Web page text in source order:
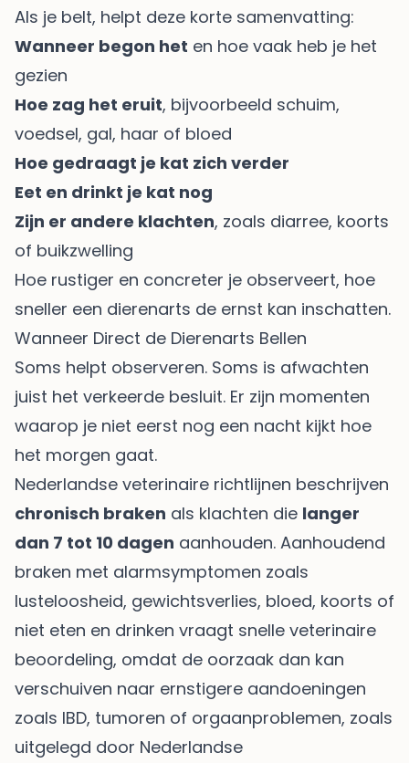
Als je belt, helpt deze korte samenvatting:
Wanneer begon het en hoe vaak heb je het
gezien
Hoe zag het eruit, bijvoorbeeld schuim,
voedsel, gal, haar of bloed
Hoe gedraagt je kat zich verder
Eet en drinkt je kat nog
Zijn er andere klachten, zoals diarree, koorts
of buikzwelling
Hoe rustiger en concreter je observeert, hoe
sneller een dierenarts de ernst kan inschatten.
Wanneer Direct de Dierenarts Bellen
Soms helpt observeren. Soms is afwachten
juist het verkeerde besluit. Er zijn momenten
waarop je niet eerst nog een nacht kijkt hoe
het morgen gaat.
Nederlandse veterinaire richtlijnen beschrijven
chronisch braken als klachten die langer
dan 7 tot 10 dagen aanhouden. Aanhoudend
braken met alarmsymptomen zoals
lusteloosheid, gewichtsverlies, bloed, koorts of
niet eten en drinken vraagt snelle veterinaire
beoordeling, omdat de oorzaak dan kan
verschuiven naar ernstigere aandoeningen
zoals IBD, tumoren of orgaanproblemen, zoals
uitgelegd door Nederlandse